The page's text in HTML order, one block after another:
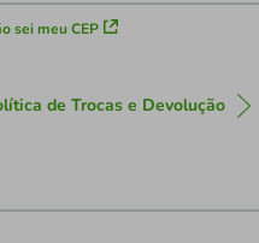
sei meu CEP
de Trocas e Devolução